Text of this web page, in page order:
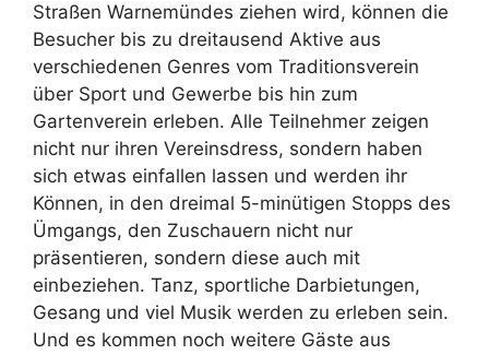
Straßen Warnemündes ziehen wird, können die
Besucher bis zu dreitausend Aktive aus
verschiedenen Genres vom Traditionsverein
über Sport und Gewerbe bis hin zum
Gartenverein erleben. Alle Teilnehmer zeigen
nicht nur ihren Vereinsdress, sondern haben
sich etwas einfallen lassen und werden ihr
Können, in den dreimal 5-minütigen Stopps des
Ümgangs, den Zuschauern nicht nur
präsentieren, sondern diese auch mit
einbeziehen. Tanz, sportliche Darbietungen,
Gesang und viel Musik werden zu erleben sein.
Und es kommen noch weitere Gäste aus